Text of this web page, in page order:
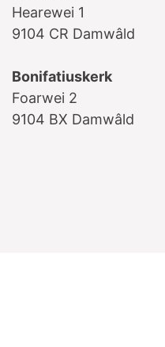
Hearewei 1
9104 CR Damwâld
Bonifatiuskerk
Foarwei 2
9104 BX Damwâld